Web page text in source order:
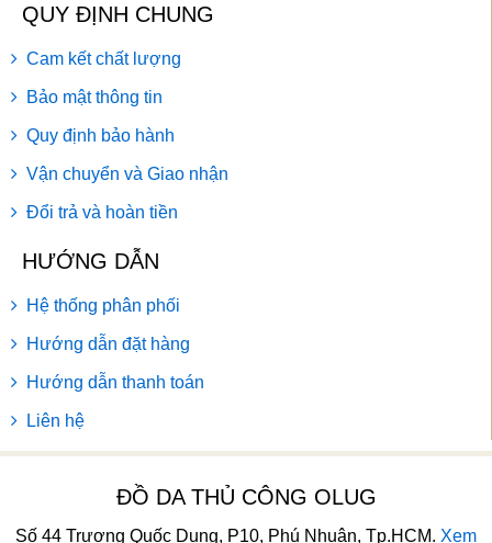
QUY ĐỊNH CHUNG
Cam kết chất lượng
Bảo mật thông tin
Quy định bảo hành
Vận chuyển và Giao nhận
Đổi trả và hoàn tiền
HƯỚNG DẪN
Hệ thống phân phối
Hướng dẫn đặt hàng
Hướng dẫn thanh toán
Liên hệ
ĐỒ DA THỦ CÔNG OLUG
Số 44 Trương Quốc Dung, P10, Phú Nhuận, Tp.HCM. Xem